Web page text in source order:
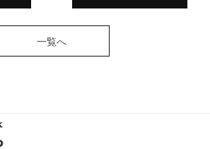
一覧へ